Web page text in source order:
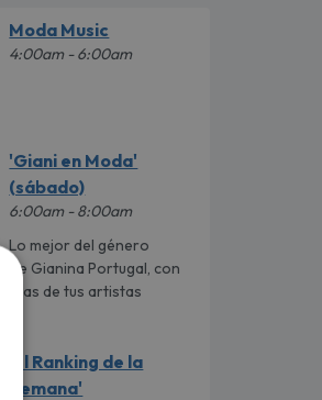
Moda Music
4:00am - 6:00am
'Giani en Moda'
(sábado)
6:00am - 8:00am
Lo mejor del género
de Gianina Portugal, con
de tus artistas
'El Ranking de la
Semana'